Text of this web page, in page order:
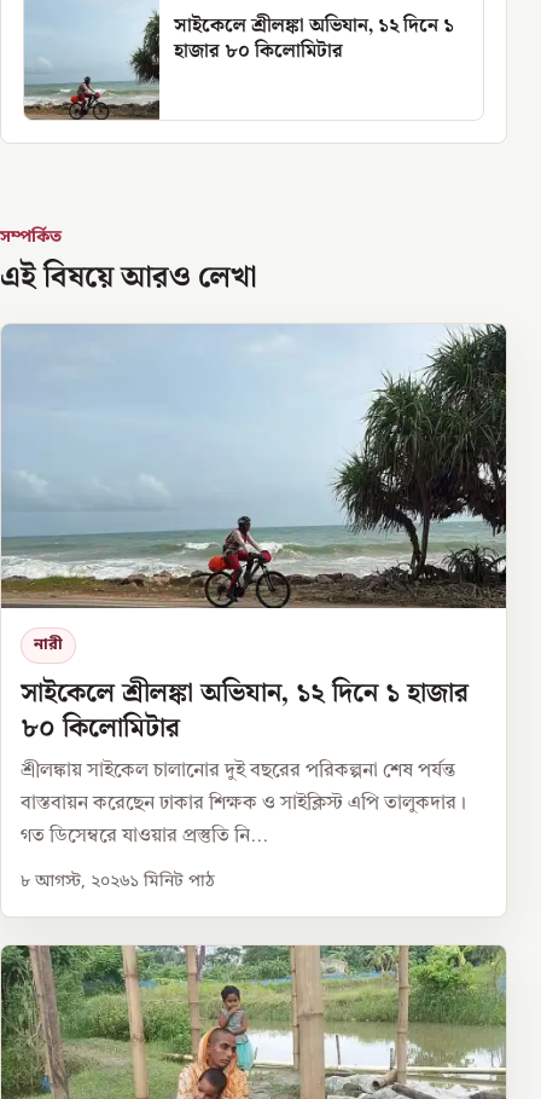
সাইকেলে শ্রীলঙ্কা অভিযান, ১২ দিনে ১
হাজার ৮০ কিলোমিটার
সম্পর্কিত
এই বিষয়ে আরও লেখা
নারী
সাইকেলে শ্রীলঙ্কা অভিযান, ১২ দিনে ১ হাজার
৮০ কিলোমিটার
শ্রীলঙ্কায় সাইকেল চালানোর দুই বছরের পরিকল্পনা শেষ পর্যন্ত
বাস্তবায়ন করেছেন ঢাকার শিক্ষক ও সাইক্লিস্ট এপি তালুকদার।
গত ডিসেম্বরে যাওয়ার প্রস্তুতি নি...
৮ আগস্ট, ২০২৬১ মিনিট পাঠ